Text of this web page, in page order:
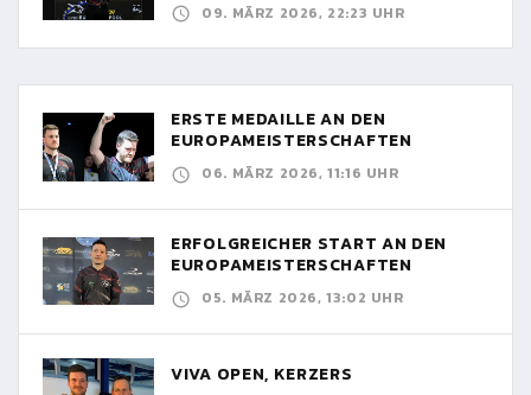
09. MÄRZ 2026, 22:23 UHR
ERSTE MEDAILLE AN DEN
EUROPAMEISTERSCHAFTEN
06. MÄRZ 2026, 11:16 UHR
ERFOLGREICHER START AN DEN
EUROPAMEISTERSCHAFTEN
05. MÄRZ 2026, 13:02 UHR
VIVA OPEN, KERZERS